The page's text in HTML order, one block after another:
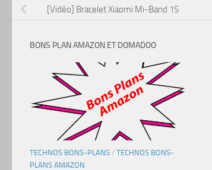
[Vidéo] Bracelet Xiaomi Mi-Band 1S
BONS PLAN AMAZON ET DOMADOO
TECHNOS BONS-PLANS / TECHNOS BONS-
PLANS AMAZON